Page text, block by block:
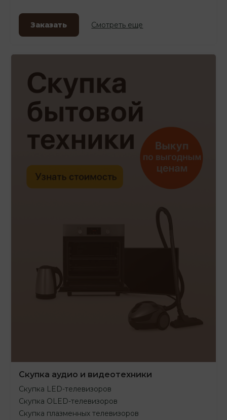
Заказать Смотреть еще
Скупка аудио и видеотехники
Скупка LED-телевизоров
Скупка OLED-телевизоров
Скупка плазменных телевизоров